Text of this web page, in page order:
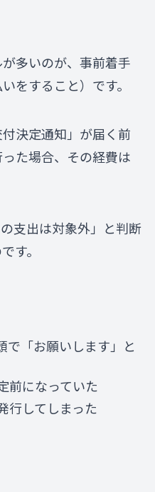
多いのが、事前着手
をすること）です。
決定通知」が届く前
た場合、その経費は
支出は対象外」と判断
す。
で「お願いします」と
前になっていた
行してしまった